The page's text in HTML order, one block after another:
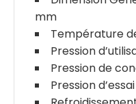
mm
Température
Pression
Pression de
Pression